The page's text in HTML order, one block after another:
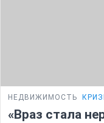
НЕДВИЖИМОСТЬ
«Враз стала